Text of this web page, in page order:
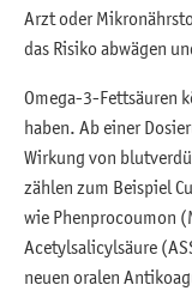
Arzt oder
das Risiko abwägen
Omega-3-Fettsäuren
haben. Ab einer
Wirkung von
zählen zum Beispiel
wie Phenprocoumon
Acetylsalicylsäure
neuen oralen